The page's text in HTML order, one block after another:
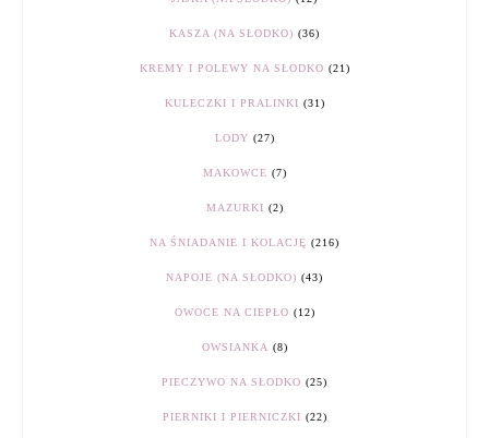
KASZA (NA SŁODKO) (36)
KREMY I POLEWY NA SŁODKO (21)
KULECZKI I PRALINKI (31)
LODY (27)
MAKOWCE (7)
MAZURKI (2)
NA ŚNIADANIE I KOLACJĘ (216)
NAPOJE (NA SŁODKO) (43)
OWOCE NA CIEPŁO (12)
OWSIANKA (8)
PIECZYWO NA SŁODKO (25)
PIERNIKI I PIERNICZKI (22)